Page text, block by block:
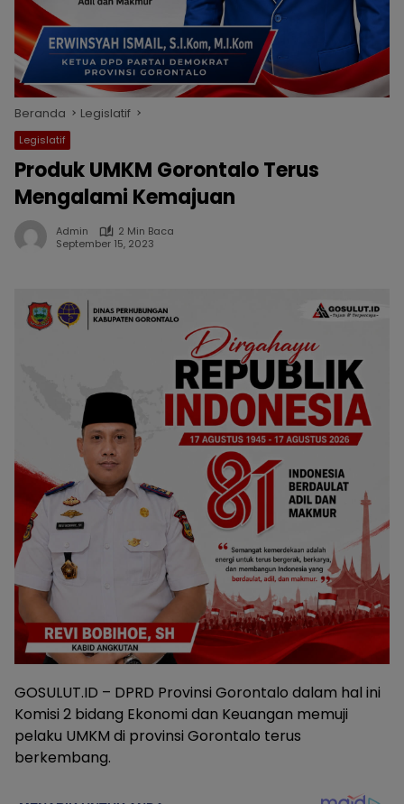
Beranda Legislatif
Legislatif
Produk UMKM Gorontalo Terus
Mengalami Kemajuan
Admin
2 Min Baca
September 15, 2023
GOSULUT.ID – DPRD Provinsi Gorontalo dalam hal ini
Komisi 2 bidang Ekonomi dan Keuangan memuji
pelaku UMKM di provinsi Gorontalo terus
berkembang.